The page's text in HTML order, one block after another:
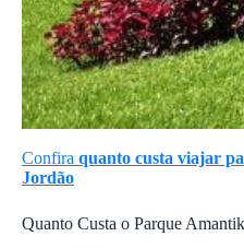
Confira quanto custa viajar
Jordão
Quanto Custa o Parque